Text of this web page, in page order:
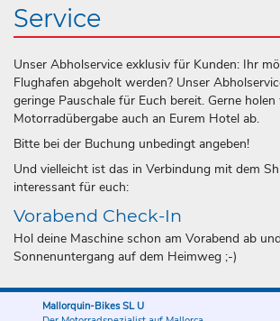
Service
Unser Abholservice exklusiv für Kunden: Ihr
Flughafen abgeholt werden? Unser
geringe Pauschale für Euch bereit. Gerne
Motorradübergabe auch an Eurem Hotel ab.
Bitte bei der Buchung unbedingt angeben!
Und vielleicht ist das in Verbindung mit dem
interessant für euch:
Vorabend Check-In
Hol deine Maschine schon am Vorabend ab
Sonnenuntergang auf dem Heimweg ;-)
Mallorquin-Bikes SL U